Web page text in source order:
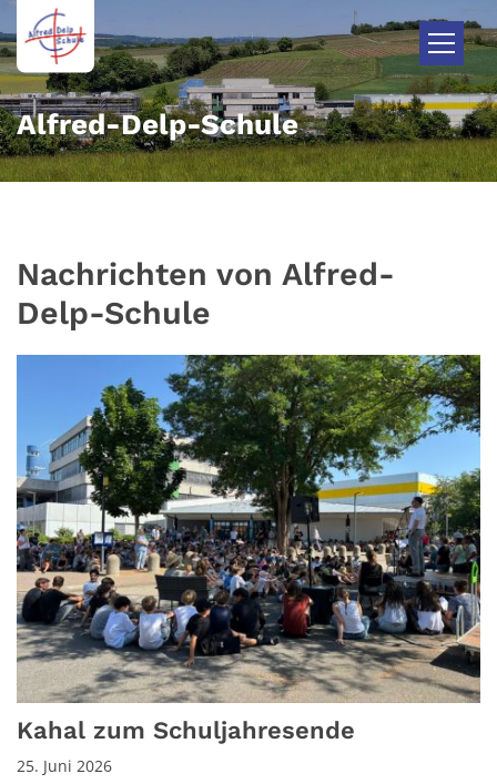
Zum Inhalt springen
Alfred-Delp-Schule
Nachrichten von Alfred-
Delp-Schule
Kahal zum Schuljahresende
25. Juni 2026